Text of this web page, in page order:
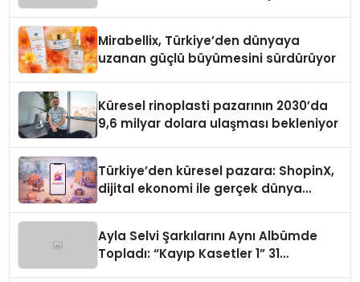
Mirabellix, Türkiye’den dünyaya
uzanan güçlü büyümesini sürdürüyor
Küresel rinoplasti pazarının 2030’da
9,6 milyar dolara ulaşması bekleniyor
Türkiye’den küresel pazara: ShopinX,
dijital ekonomi ile gerçek dünya
Ayla Selvi Şarkılarını Aynı Albümde
Topladı: “Kayıp Kasetler 1” 31